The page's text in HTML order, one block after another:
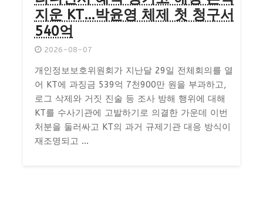
지운 KT…박윤영 체제 첫 청구서
540억
2026-08-07
개인정보보호위원회가 지난달 29일 전체회의를 열
어 KT에 과징금 539억 7천900만 원을 부과하고,
로그 삭제와 거짓 진술 등 조사 방해 행위에 대해
KT를 수사기관에 고발하기로 의결한 가운데 이번
처분을 둘러싸고 KT의 과거 규제기관 대응 방식이
재조명되고 ...